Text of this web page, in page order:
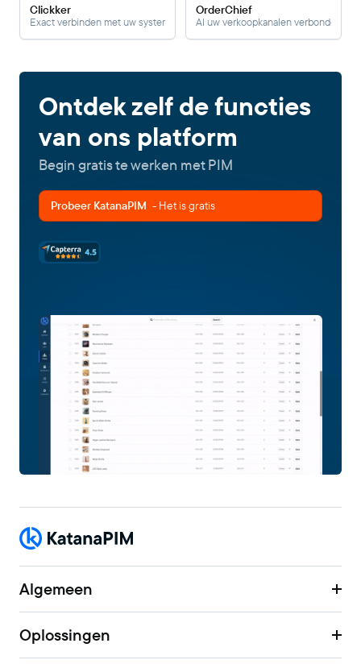
Clickker
Exact verbinden met uw systemen.
OrderChief
Al uw verkoopkanalen verbonden
Ontdek zelf de functies
van ons platform
Begin gratis te werken met PIM
Probeer KatanaPIM - Het is gratis
Algemeen
Oplossingen